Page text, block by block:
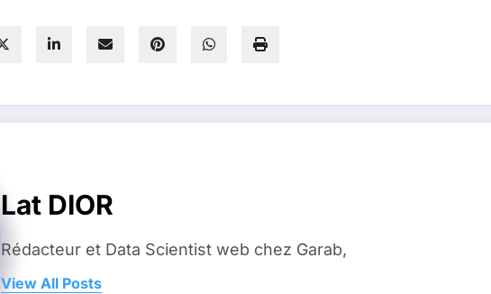
Lat DIOR
Rédacteur et Data Scientist web chez Garab,
View All Posts